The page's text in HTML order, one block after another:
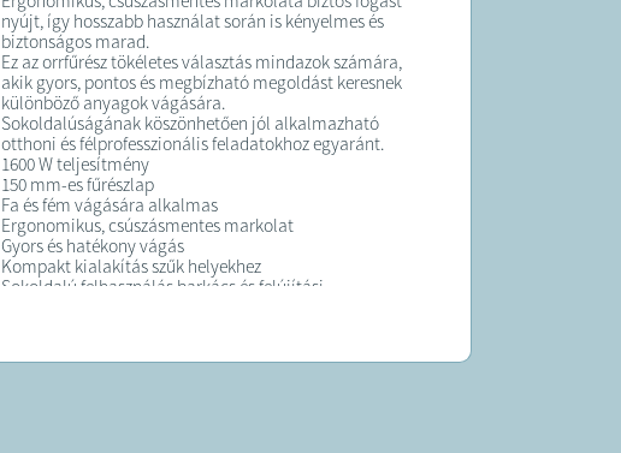
nyújt, így hosszabb használat során is kényelmes és
biztonságos marad.
Ez az orrfűrész tökéletes választás mindazok számára,
akik gyors, pontos és megbízható megoldást keresnek
különböző anyagok vágására.
Sokoldalúságának köszönhetően jól alkalmazható
otthoni és félprofesszionális feladatokhoz egyaránt.
1600 W teljesítmény
150 mm-es fűrészlap
Fa és fém vágására alkalmas
Ergonomikus, csúszásmentes markolat
Gyors és hatékony vágás
Kompakt kialakítás szűk helyekhez
Sokoldalú felhasználás barkács és felújítási